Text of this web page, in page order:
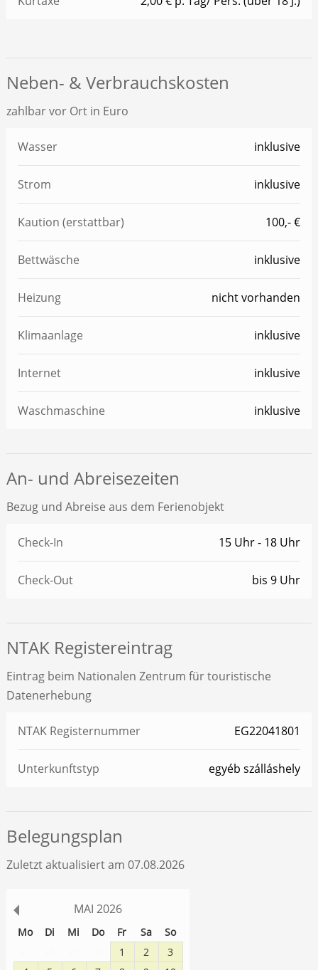
Neben- & Verbrauchskosten
zahlbar vor Ort in Euro
Wasser inklusive
Strom inklusive
Kaution (erstattbar) 100,- €
Bettwäsche inklusive
Heizung nicht vorhanden
Klimaanlage inklusive
Internet inklusive
Waschmaschine inklusive
An- und Abreisezeiten
Bezug und Abreise aus dem Ferienobjekt
Check-In 15 Uhr - 18 Uhr
Check-Out bis 9 Uhr
NTAK Registereintrag
Eintrag beim Nationalen Zentrum für touristische
Datenerhebung
NTAK Registernummer EG22041801
Unterkunftstyp egyéb szálláshely
Belegungsplan
Zuletzt aktualisiert am 07.08.2026
MAI 2026
Mo Di Mi Do Fr Sa
So
1 2
3